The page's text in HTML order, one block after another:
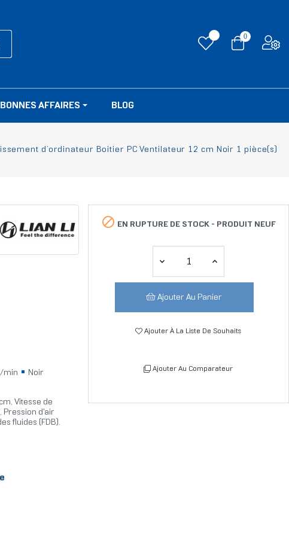
0
BONNES AFFAIRES BLOG
d’ordinateur Boitier PC Ventilateur 12 cm Noir 1 pièce(s)
min Noir
Vitesse de
Pression d'air
fluides (FDB).
 EN RUPTURE DE STOCK - PRODUIT NEUF
Ajouter Au Panier
Ajouter À La Liste De Souhaits
Ajouter Au Comparateur